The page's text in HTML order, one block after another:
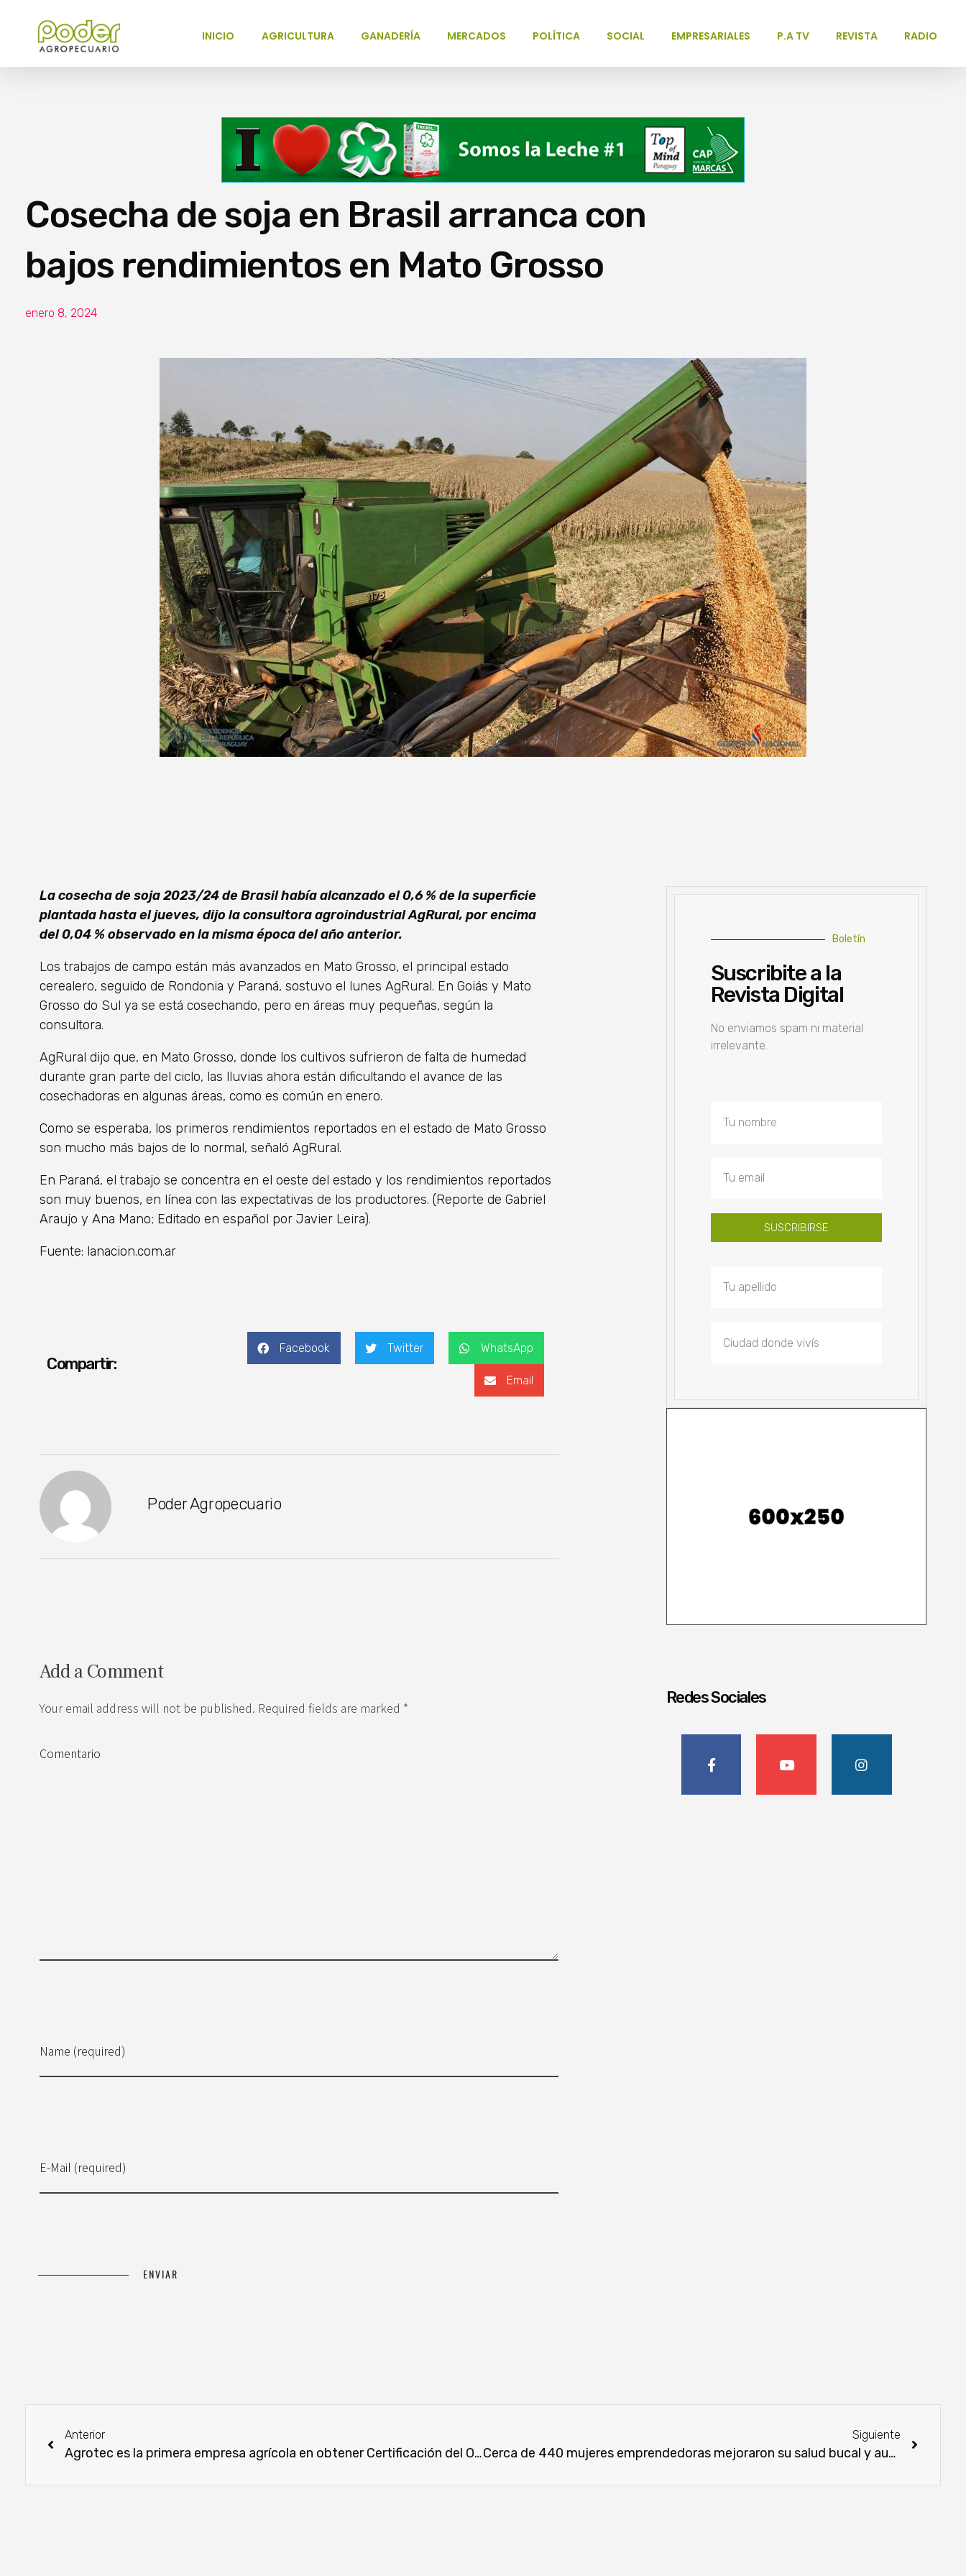
INICIO AGRICULTURA GANADERÍA MERCADOS POLÍTICA SOCIAL EMPRESARIALES P.A TV REVISTA RADIO
Cosecha de soja en Brasil arranca con
bajos rendimientos en Mato Grosso
enero 8, 2024
La cosecha de soja 2023/24 de Brasil había alcanzado el 0,6 % de la superficie
plantada hasta el jueves, dijo la consultora agroindustrial AgRural, por encima
del 0,04 % observado en la misma época del año anterior.
Los trabajos de campo están más avanzados en Mato Grosso, el principal estado
cerealero, seguido de Rondonia y Paraná, sostuvo el lunes AgRural. En Goiás y Mato
Grosso do Sul ya se está cosechando, pero en áreas muy pequeñas, según la
consultora.
AgRural dijo que, en Mato Grosso, donde los cultivos sufrieron de falta de humedad
durante gran parte del ciclo, las lluvias ahora están dificultando el avance de las
cosechadoras en algunas áreas, como es común en enero.
Como se esperaba, los primeros rendimientos reportados en el estado de Mato Grosso
son mucho más bajos de lo normal, señaló AgRural.
En Paraná, el trabajo se concentra en el oeste del estado y los rendimientos reportados
son muy buenos, en línea con las expectativas de los productores. (Reporte de Gabriel
Araujo y Ana Mano; Editado en español por Javier Leira).
Fuente: lanacion.com.ar
Compartir:
Facebook Twitter WhatsApp
Email
Poder Agropecuario
Add a Comment
Your email address will not be published. Required fields are marked *
Name (required)
E-Mail (required)
Comentario
Boletín
Suscribite a la
Revista Digital
No enviamos spam ni material
irrelevante.
SUSCRIBIRSE
Redes Sociales
Anterior
Agrotec es la primera empresa agrícola en obtener Certificación del Operador Económico Autorizado
Siguiente
Cerca de 440 mujeres emprendedoras mejoraron su salud bucal y autoestima gracias al concurso nacional “Mi sonrisa feliz”